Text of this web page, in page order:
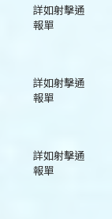
詳如射擊通
報單
詳如射擊通
報單
詳如射擊通
報單